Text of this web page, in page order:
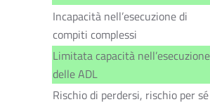
Incapacità nell’esecuzione di
compiti complessi
Limitata capacità nell’esecuzione
delle ADL
Rischio di perdersi, rischio per sé